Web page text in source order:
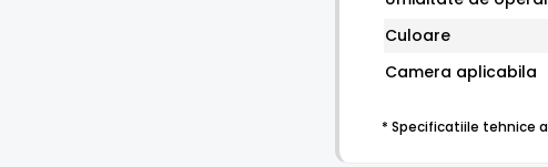
Culoare
Camera aplicabila
* Specificatiile tehnice